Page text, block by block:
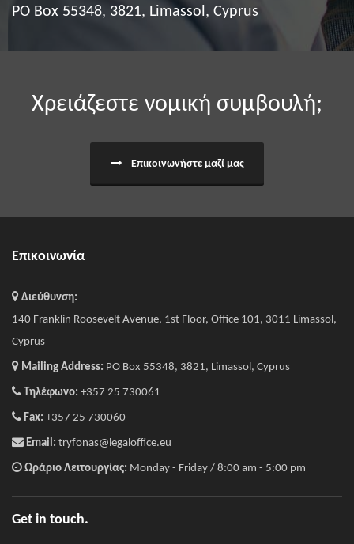
PO Box 55348, 3821, Limassol, Cyprus
Χρειάζεστε νομική συμβουλή;
Επικοινωνήστε μαζί μας
Επικοινωνία
Διεύθυνση:
140 Franklin Roosevelt Avenue, 1st Floor, Office 101, 3011 Limassol,
Cyprus
Mailing Address: PO Box 55348, 3821, Limassol, Cyprus
Τηλέφωνο: +357 25 730061
Fax: +357 25 730060
Email: tryfonas@legaloffice.eu
Ωράριο Λειτουργίας: Monday - Friday / 8:00 am - 5:00 pm
Get in touch.